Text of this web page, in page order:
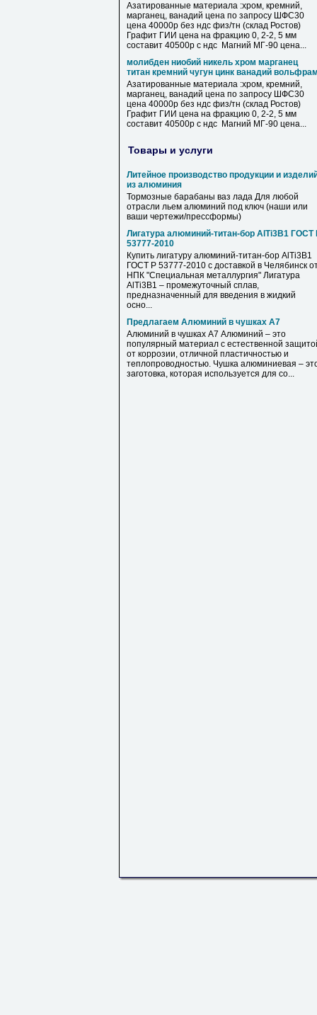
Азатированные материала :хром, кремний,
марганец, ванадий цена по запросу ШФС30
цена 40000р без ндс физ/тн (склад Ростов)
Графит ГИИ цена на фракцию 0, 2-2, 5 мм
составит 40500р с ндс Магний МГ-90 цена...
молибден ниобий никель хром марганец
титан кремний чугун цинк ванадий
Азатированные материала :хром, кремний,
марганец, ванадий цена по запросу ШФС30
цена 40000р без ндс физ/тн (склад Ростов)
Графит ГИИ цена на фракцию 0, 2-2, 5 мм
составит 40500р с ндс Магний МГ-90 цена...
Товары и услуги
Литейное производство продукции и
из алюминия
Тормозные барабаны ваз лада Для любой
отрасли льем алюминий под ключ (наши или
ваши чертежи/прессформы)
Лигатура алюминий-титан-бор AlTi3B1 ГОСТ
53777-2010
Купить лигатуру алюминий-титан-бор AlTi3B1
ГОСТ Р 53777-2010 с доставкой в Челябинск
НПК "Специальная металлургия" Лигатура
AlTi3B1 – промежуточный сплав,
предназначенный для введения в жидкий
осно...
Предлагаем Алюминий в чушках А7
Алюминий в чушках А7 Алюминий – это
популярный материал с естественной
от коррозии, отличной пластичностью и
теплопроводностью. Чушка алюминиевая –
заготовка, которая используется для со...